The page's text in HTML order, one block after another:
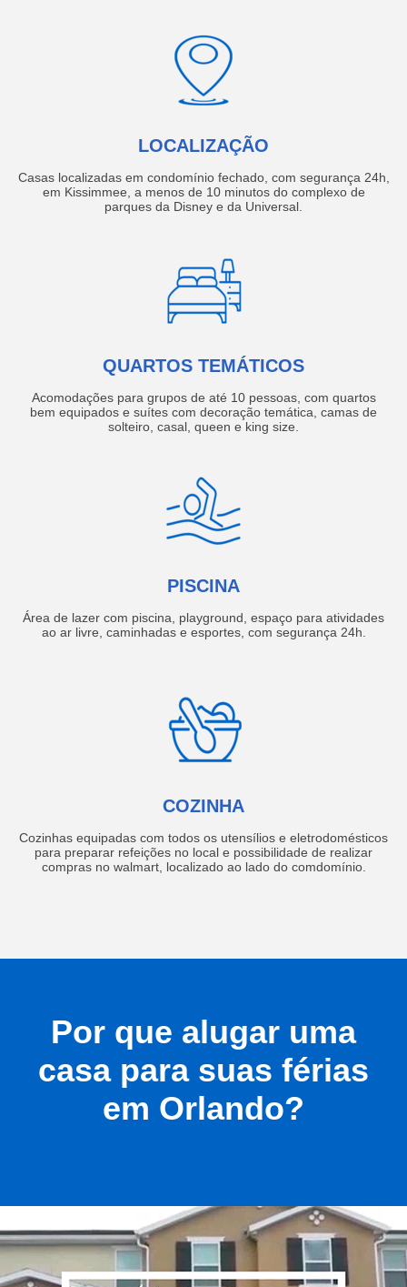
LOCALIZAÇÃO
Casas localizadas em condomínio fechado, com segurança 24h,
em Kissimmee, a menos de 10 minutos do complexo de
parques da Disney e da Universal.
QUARTOS TEMÁTICOS
Acomodações para grupos de até 10 pessoas, com quartos
bem equipados e suítes com decoração temática, camas de
solteiro, casal, queen e king size.
PISCINA
Área de lazer com piscina, playground, espaço para atividades
ao ar livre, caminhadas e esportes, com segurança 24h.
COZINHA
Cozinhas equipadas com todos os utensílios e eletrodomésticos
para preparar refeições no local e possibilidade de realizar
compras no walmart, localizado ao lado do comdomínio.
Por que alugar uma
casa para suas férias
em Orlando?